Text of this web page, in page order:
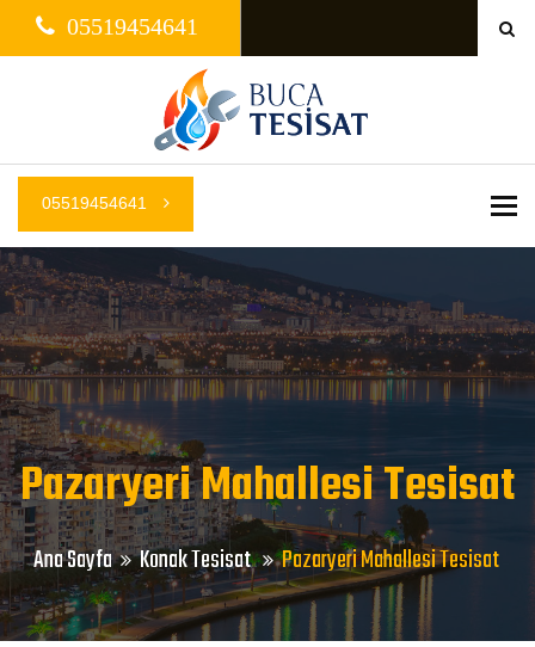
05519454641
05519454641
Pazaryeri Mahallesi Tesisat
Ana Sayfa Konak Tesisat Pazaryeri Mahallesi Tesisat